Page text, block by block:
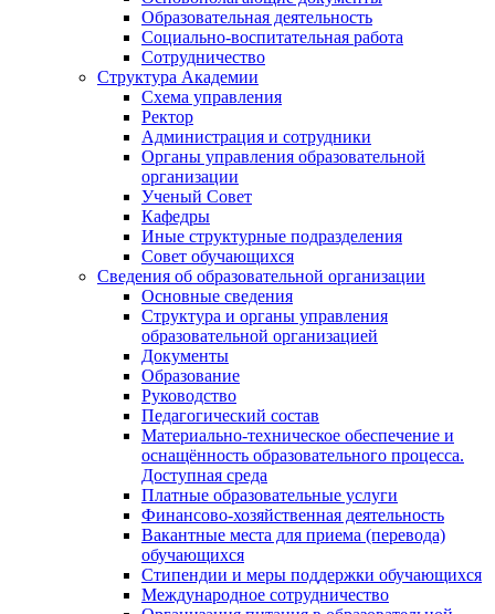
Образовательная деятельность
Социально-воспитательная работа
Сотрудничество
Структура Академии
Схема управления
Ректор
Администрация и сотрудники
Органы управления образовательной
организации
Ученый Совет
Кафедры
Иные структурные подразделения
Совет обучающихся
Сведения об образовательной организации
Основные сведения
Структура и органы управления
образовательной организацией
Документы
Образование
Руководство
Педагогический состав
Материально-техническое обеспечение и
оснащённость образовательного процесса.
Доступная среда
Платные образовательные услуги
Финансово-хозяйственная деятельность
Вакантные места для приема (перевода)
обучающихся
Стипендии и меры поддержки обучающихся
Международное сотрудничество